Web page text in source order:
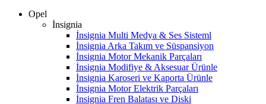
Opel
İnsignia
İnsignia Multi Medya & Ses Sisteml
İnsignia Arka Takım ve Süspansiyon
İnsignia Motor Mekanik Parçaları
İnsignia Modifiye & Aksesuar Ürünle
İnsignia Karoseri ve Kaporta Ürünle
İnsignia Motor Elektrik Parçaları
İnsignia Fren Balatası ve Diski